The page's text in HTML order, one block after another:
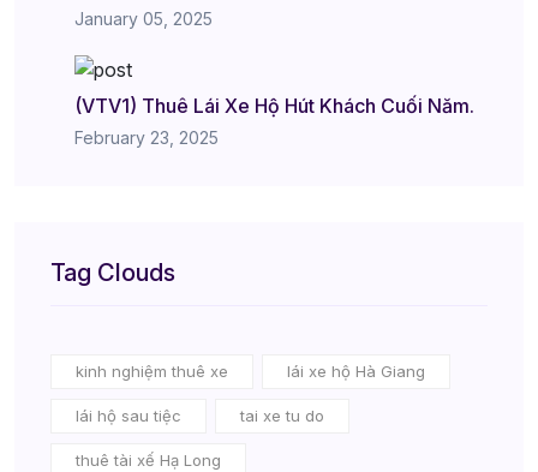
January 05, 2025
(VTV1) Thuê Lái Xe Hộ Hút Khách Cuối Năm.
February 23, 2025
Tag Clouds
kinh nghiệm thuê xe lái xe hộ Hà Giang
lái hộ sau tiệc tai xe tu do
thuê tài xế Hạ Long